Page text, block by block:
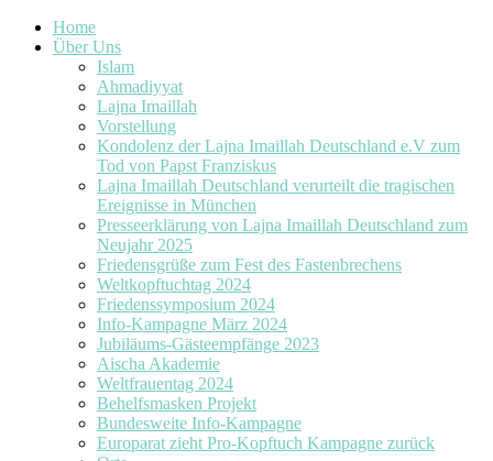
Home
Über Uns
Islam
Ahmadiyyat
Lajna Imaillah
Vorstellung
Kondolenz der Lajna Imaillah Deutschland e.V zum
Tod von Papst Franziskus
Lajna Imaillah Deutschland verurteilt die tragischen
Ereignisse in München
Presseerklärung von Lajna Imaillah Deutschland zum
Neujahr 2025
Friedensgrüße zum Fest des Fastenbrechens
Weltkopftuchtag 2024
Friedenssymposium 2024
Info-Kampagne März 2024
Jubiläums-Gästeempfänge 2023
Aischa Akademie
Weltfrauentag 2024
Behelfsmasken Projekt
Bundesweite Info-Kampagne
Europarat zieht Pro-Kopftuch Kampagne zurück